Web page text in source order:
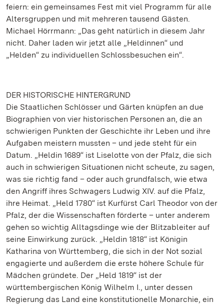
feiern: ein gemeinsames Fest mit viel Programm für alle
Altersgruppen und mit mehreren tausend Gästen.
Michael Hörrmann: „Das geht natürlich in diesem Jahr
nicht. Daher laden wir jetzt alle „Heldinnen“ und
„Helden“ zu individuellen Schlossbesuchen ein“.
DER HISTORISCHE HINTERGRUND
Die Staatlichen Schlösser und Gärten knüpfen an due
Biographien von vier historischen Personen an, die an
schwierigen Punkten der Geschichte ihr Leben und ihre
Aufgaben meistern mussten – und jede steht für ein
Datum. „Heldin 1689“ ist Liselotte von der Pfalz, die sich
auch in schwierigen Situationen nicht scheute, zu sagen,
was sie richtig fand – oder auch grundfalsch, wie etwa
den Angriff ihres Schwagers Ludwig XIV. auf die Pfalz,
ihre Heimat. „Held 1780“ ist Kurfürst Carl Theodor von der
Pfalz, der die Wissenschaften förderte – unter anderem
gehen so wichtig Alltagsdinge wie der Blitzableiter auf
seine Einwirkung zurück. „Heldin 1818“ ist Königin
Katharina von Württemberg, die sich in der Not sozial
engagierte und außerdem die erste höhere Schule für
Mädchen gründete. Der „Held 1819“ ist der
württembergischen König Wilhelm I., unter dessen
Regierung das Land eine konstitutionelle Monarchie, ein